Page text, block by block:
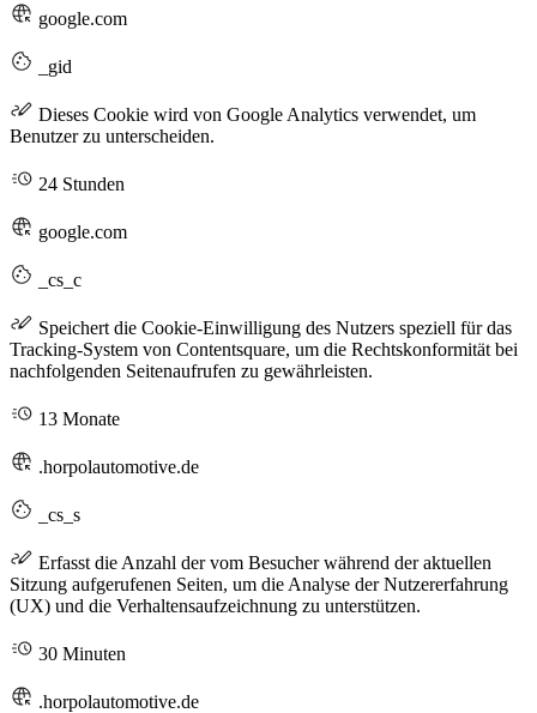
google.com
_gid
Dieses Cookie wird von Google Analytics verwendet, um
Benutzer zu unterscheiden.
24 Stunden
google.com
_cs_c
Speichert die Cookie-Einwilligung des Nutzers speziell für das
Tracking-System von Contentsquare, um die Rechtskonformität bei
nachfolgenden Seitenaufrufen zu gewährleisten.
13 Monate
.horpolautomotive.de
_cs_s
Erfasst die Anzahl der vom Besucher während der aktuellen
Sitzung aufgerufenen Seiten, um die Analyse der Nutzererfahrung
(UX) und die Verhaltensaufzeichnung zu unterstützen.
30 Minuten
.horpolautomotive.de